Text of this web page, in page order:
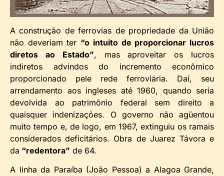
A construção de ferrovias de propriedade da União
não deveriam ter “o intuito de proporcionar lucros
diretos ao Estado”, mas aproveitar os lucros
indiretos advindos do incremento econômico
proporcionado pele rede ferroviária. Daí, seu
arrendamento aos ingleses até 1960, quando seria
devolvida ao patrimônio federal sem direito a
quaisquer indenizações. O governo não agüentou
muito tempo e, de logo, em 1967, extinguiu os ramais
considerados deficitários. Obra de Juarez Távora e
da “redentora” de 64.
A linha da Paraíba (João Pessoa) a Alagoa Grande,